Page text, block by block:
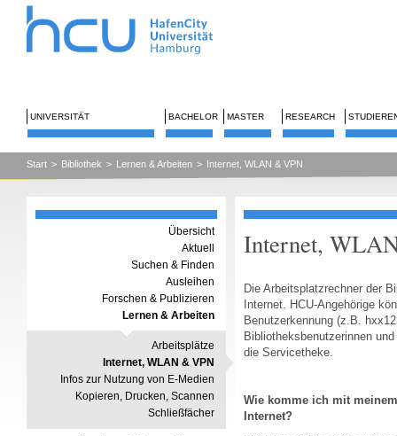
UNIVERSITÄT BACHELOR MASTER RESEARCH
Start > Bibliothek > Lernen & Arbeiten > Internet, WLAN & VPN
Übersicht
Aktuell
Suchen & Finden
Ausleihen
Forschen & Publizieren
Lernen & Arbeiten
Arbeitsplätze
Internet, WLAN & VPN
Infos zur Nutzung von E-Medien
Kopieren, Drucken, Scannen
Schließfächer
Internet,
Die Arbeitsplatzrechner der
Internet. HCU-Angehörige
Benutzerkennung (z.B.
Bibliotheksbenutzerinnen
die Servicetheke.
Wie komme ich mit
Internet?